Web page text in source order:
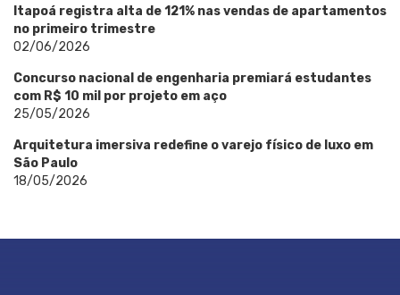
Itapoá registra alta de 121% nas vendas de apartamentos
no primeiro trimestre
02/06/2026
Concurso nacional de engenharia premiará estudantes
com R$ 10 mil por projeto em aço
25/05/2026
Arquitetura imersiva redefine o varejo físico de luxo em
São Paulo
18/05/2026